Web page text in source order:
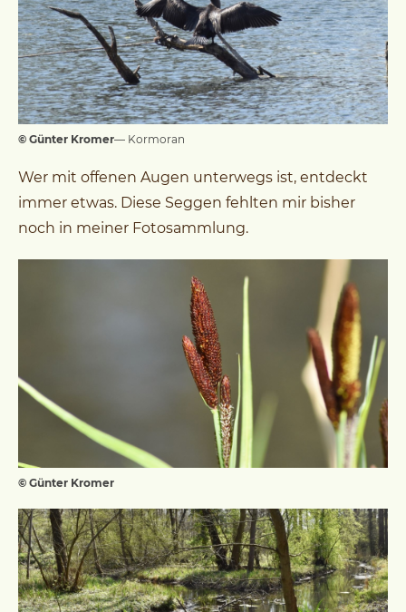
© Günter Kromer— Kormoran
Wer mit offenen Augen unterwegs ist, entdeckt
immer etwas. Diese Seggen fehlten mir bisher
noch in meiner Fotosammlung.
© Günter Kromer